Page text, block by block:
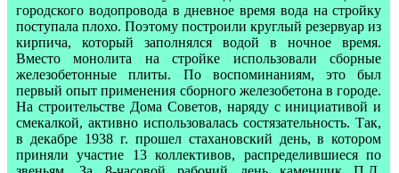
городского водопровода в дневное время вода на стройку
поступала плохо. Поэтому построили круглый резервуар из
кирпича, который заполнялся водой в ночное время.
Вместо монолита на стройке использовали сборные
железобетонные плиты. По воспоминаниям, это был
первый опыт применения сборного железобетона в городе.
На строительстве Дома Советов, наряду с инициативой и
смекалкой, активно использовалась состязательность. Так,
в декабре 1938 г. прошел стахановский день, в котором
приняли участие 13 коллективов, распределившиеся по